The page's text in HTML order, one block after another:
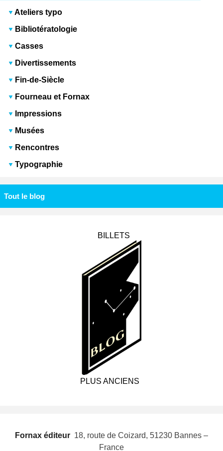
Ateliers typo
Bibliotératologie
Casses
Divertissements
Fin-de-Siècle
Fourneau et Fornax
Impressions
Musées
Rencontres
Typographie
Tout le blog
BILLETS
PLUS ANCIENS
Fornax éditeur  18, route de Coizard, 51230 Bannes –
France